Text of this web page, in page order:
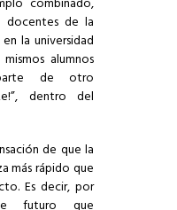
de la
la universidad
alumnos
de otro
”, dentro del
de que la
más rápido que
Es decir, por